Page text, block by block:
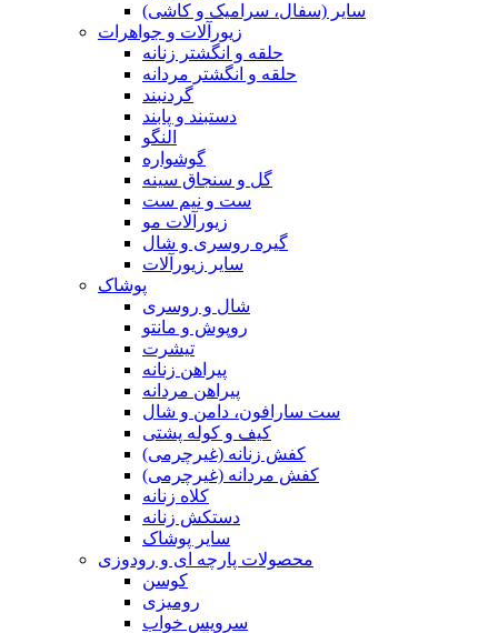
سایر (سفال، سرامیک و کاشی)
زیورآلات و جواهرات
حلقه و انگشتر زنانه
حلقه و انگشتر مردانه
گردنبند
دستبند و پابند
النگو
گوشواره
گل و سنجاق سینه
ست و نیم ست
زیورآلات مو
گیره روسری و شال
سایر زیورآلات
پوشاک
شال و روسری
روپوش و مانتو
تیشرت
پیراهن زنانه
پیراهن مردانه
ست سارافون، دامن و شال
کیف و کوله پشتی
کفش زنانه (غیرچرمی)
کفش مردانه (غیرچرمی)
کلاه زنانه
دستکش زنانه
سایر پوشاک
محصولات پارچه ای و رودوزی
کوسن
رومیزی
سرویس خواب